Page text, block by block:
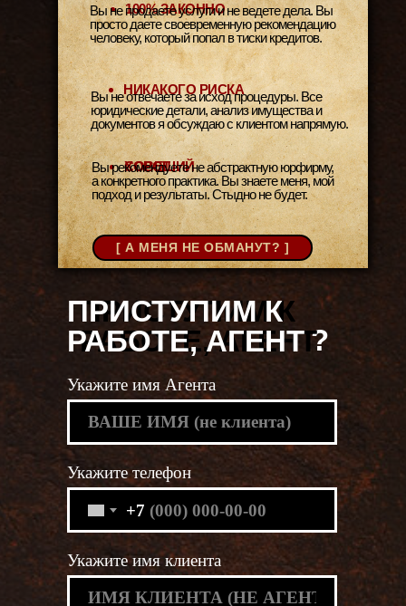
100% ЗАКОННО
ХОРОШИЙ СОВЕТ
Вы рекомендуете не абстрактную юрфирму,
а конкретного практика. Вы знаете меня, мой
подход и результаты. Стыдно не будет.
Вы не продаете услуги и не ведете дела. Вы
просто даете своевременную рекомендацию
человеку, который попал в тиски кредитов.
НИКАКОГО РИСКА
Вы не отвечаете за исход процедуры. Все
юридические детали, анализ имущества и
документов я обсуждаю с клиентом напрямую.
?
ПРИСТУПИМ К
РАБОТЕ, АГЕНТ
Укажите имя Агента
Укажите телефон
+7
Укажите имя клиента
[ А МЕНЯ НЕ ОБМАНУТ? ]